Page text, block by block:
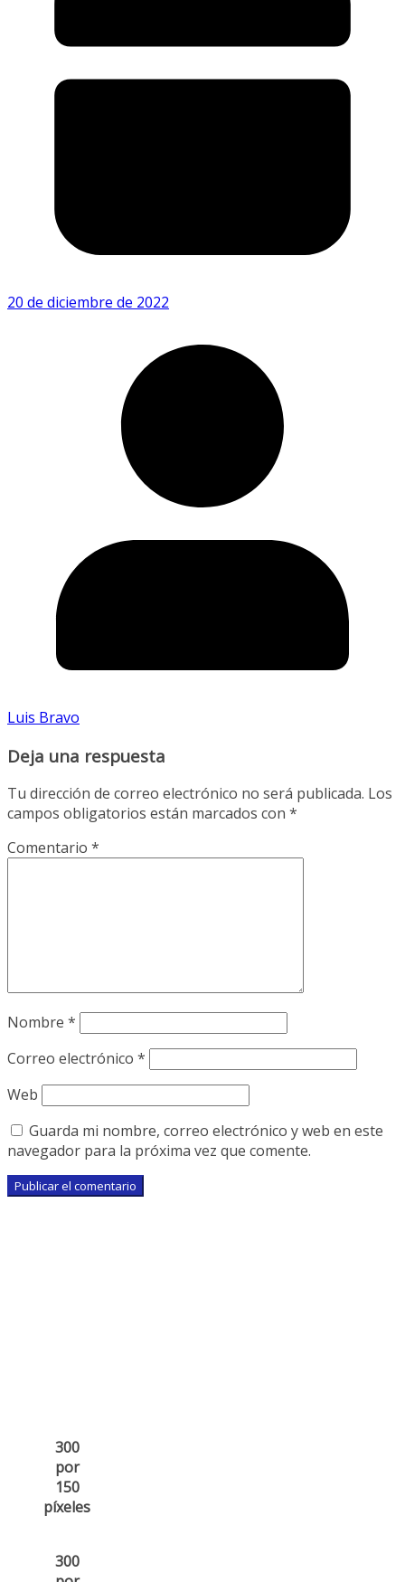
20 de diciembre de 2022
Luis Bravo
Deja una respuesta
Tu dirección de correo electrónico no será publicada. Los
campos obligatorios están marcados con *
Comentario *
Nombre *
Correo electrónico *
Web
Guarda mi nombre, correo electrónico y web en este
navegador para la próxima vez que comente.
300
por
150
píxeles
300